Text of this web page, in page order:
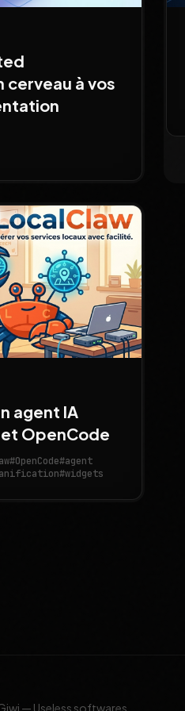
cerveau à vos
agent IA
OpenCode
#OpenCode#agent
#widgets
— Useless softwares